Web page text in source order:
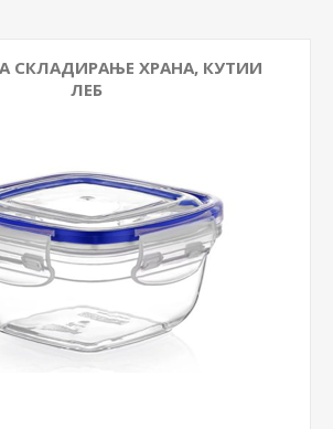
СКЛАДИРАЊЕ ХРАНА, КУТИИ
ЛЕБ